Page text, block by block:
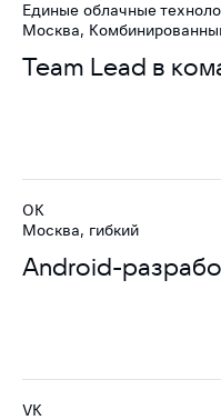
Team Lead в
Единые облачные
Москва,
Android-
ОК
Москва, гибкий
VK